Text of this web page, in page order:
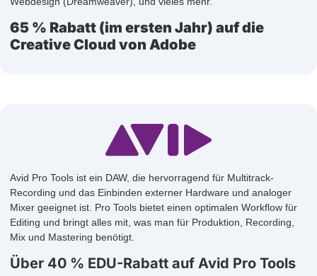
65 % Rabatt (im ersten Jahr) auf die
Creative Cloud von Adobe
Avid Pro Tools ist ein DAW, die hervorragend für Multitrack-
Recording und das Einbinden externer Hardware und analoger
Mixer geeignet ist. Pro Tools bietet einen optimalen Workflow für
Editing und bringt alles mit, was man für Produktion, Recording,
Mix und Mastering benötigt.
Über 40 % EDU-Rabatt auf Avid Pro Tools